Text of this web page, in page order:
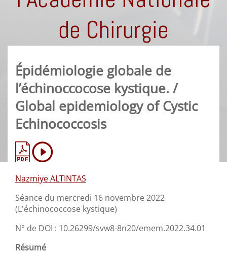
de Chirurgie
Épidémiologie globale de
l’échinoccocose kystique. /
Global epidemiology of Cystic
Echinococcosis
Nazmiye ALTINTAS
Séance du mercredi 16 novembre 2022
(L'échinococcose kystique)
N° de DOI : 10.26299/svw8-8n20/emem.2022.34.01
Résumé